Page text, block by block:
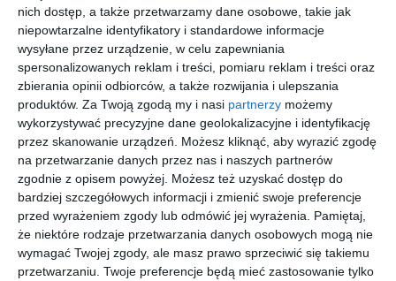
nich dostęp, a także przetwarzamy dane osobowe, takie jak
niepowtarzalne identyfikatory i standardowe informacje
wysyłane przez urządzenie, w celu zapewniania
spersonalizowanych reklam i treści, pomiaru reklam i treści oraz
zbierania opinii odbiorców, a także rozwijania i ulepszania
produktów. Za Twoją zgodą my i nasi partnerzy możemy
wykorzystywać precyzyjne dane geolokalizacyjne i identyfikację
przez skanowanie urządzeń. Możesz kliknąć, aby wyrazić zgodę
na przetwarzanie danych przez nas i naszych partnerów
zgodnie z opisem powyżej. Możesz też uzyskać dostęp do
bardziej szczegółowych informacji i zmienić swoje preferencje
przed wyrażeniem zgody lub odmówić jej wyrażenia.
Pamiętaj,
że niektóre rodzaje przetwarzania danych osobowych mogą nie
wymagać Twojej zgody, ale masz prawo sprzeciwić się takiemu
przetwarzaniu. Twoje preferencje będą mieć zastosowanie tylko
First
Minute
bon 500+
Polska
Mielno
Hotel
Boutique
1565 zł
za osobę
First
Minute
Grecja
Portes
Beach
3421 zł
za osobę
Minute
Turcja
Eftalia
Aqua
3029 zł
za osobę
Tanzania
Sansi
Kendwa
Beach
Resort6369 zł
za osobę
Powyższe treści pochodzą z serwisu Wakacje.pl. więcej wakacji